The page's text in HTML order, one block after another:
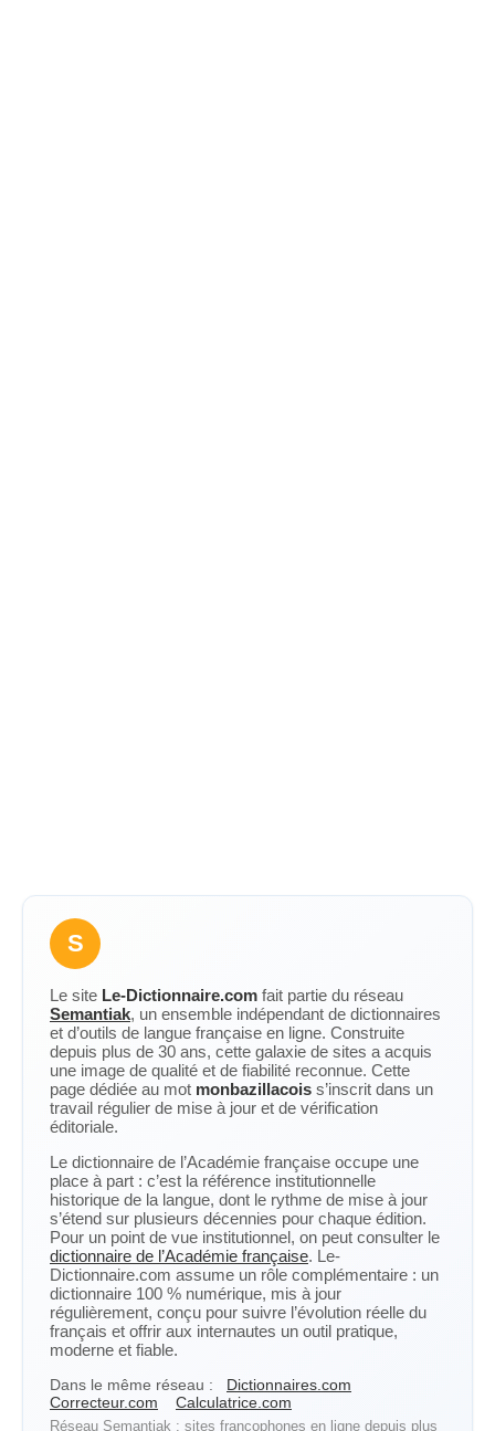
S
Le site Le-Dictionnaire.com fait partie du réseau
Semantiak, un ensemble indépendant de dictionnaires
et d’outils de langue française en ligne. Construite
depuis plus de 30 ans, cette galaxie de sites a acquis
une image de qualité et de fiabilité reconnue. Cette
page dédiée au mot monbazillacois s’inscrit dans un
travail régulier de mise à jour et de vérification
éditoriale.
Le dictionnaire de l’Académie française occupe une
place à part : c’est la référence institutionnelle
historique de la langue, dont le rythme de mise à jour
s’étend sur plusieurs décennies pour chaque édition.
Pour un point de vue institutionnel, on peut consulter le
dictionnaire de l’Académie française. Le-
Dictionnaire.com assume un rôle complémentaire : un
dictionnaire 100 % numérique, mis à jour
régulièrement, conçu pour suivre l’évolution réelle du
français et offrir aux internautes un outil pratique,
moderne et fiable.
Dans le même réseau :
Dictionnaires.com
Correcteur.com
Calculatrice.com
Réseau Semantiak : sites francophones en ligne depuis plus